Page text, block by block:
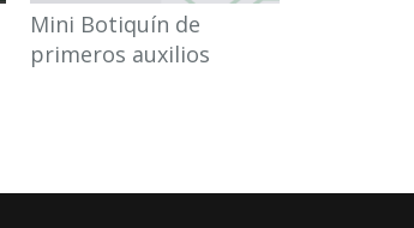
Mini Botiquín de
primeros auxilios